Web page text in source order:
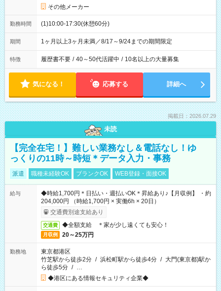
その他メーカー
勤務時間 (1)10:00-17:30(休憩60分)
期間 1ヶ月以上3ヶ月未満／8/17～9/24までの期間限定
特徴 履歴書不要 / 40～50代活躍中 / 10名以上の大量募集
気になる！ 応募する 詳細へ
掲載日：2026.07.29
未読
【完全在宅！】難しい業務なし＆電話なし！ゆ
っくりの11時～時短＊データ入力・事務
派遣 職種未経験OK ブランクOK WEB登録・面接OK
給与
◆時給1,700円＊日払い・週払いOK＊昇給あり♪【月収例】 ・約
204,000円 （時給1,700円 × 実働6h × 20日）
交通費別途支給あり
交通費 ◆全額支給 ＊家が少し遠くても安心！
月収例 20～25万円
勤務地
東京都港区
竹芝駅から徒歩2分 / 浜松町駅から徒歩4分 / 大門(東京都)駅か
ら徒歩5分 / …
◆港区にある情報セキュリティ企業◆